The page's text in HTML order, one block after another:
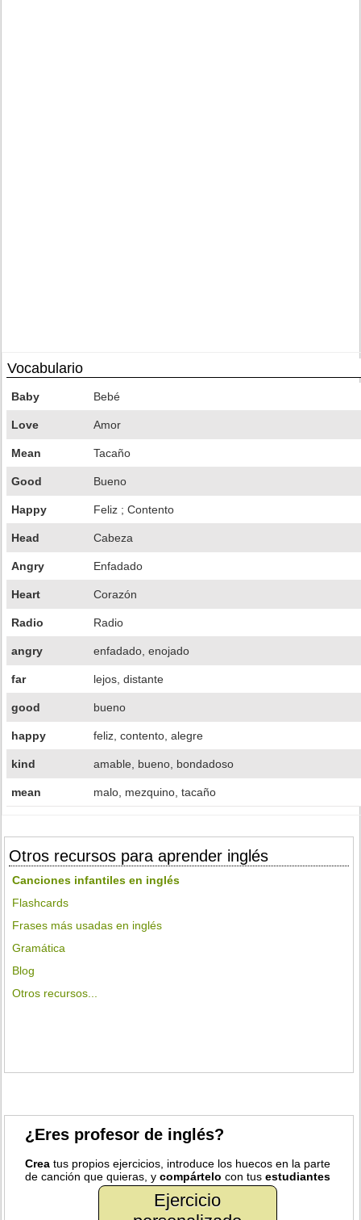
Vocabulario
Baby Bebé
Love Amor
Mean Tacaño
Good Bueno
Happy Feliz ; Contento
Head Cabeza
Angry Enfadado
Heart Corazón
Radio Radio
angry enfadado, enojado
far lejos, distante
good bueno
happy feliz, contento, alegre
kind amable, bueno, bondadoso
mean malo, mezquino, tacaño
Otros recursos para aprender inglés
Canciones infantiles en inglés
Flashcards
Frases más usadas en inglés
Gramática
Blog
Otros recursos...
¿Eres profesor de inglés?
Crea tus propios ejercicios, introduce los huecos en la parte
de canción que quieras, ycompártelo con tusestudiantes
Ejercicio